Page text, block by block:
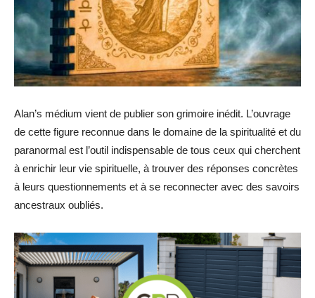
Alan’s médium vient de publier son grimoire inédit. L’ouvrage
de cette figure reconnue dans le domaine de la spiritualité et du
paranormal est l’outil indispensable de tous ceux qui cherchent
à enrichir leur vie spirituelle, à trouver des réponses concrètes
à leurs questionnements et à se reconnecter avec des savoirs
ancestraux oubliés.